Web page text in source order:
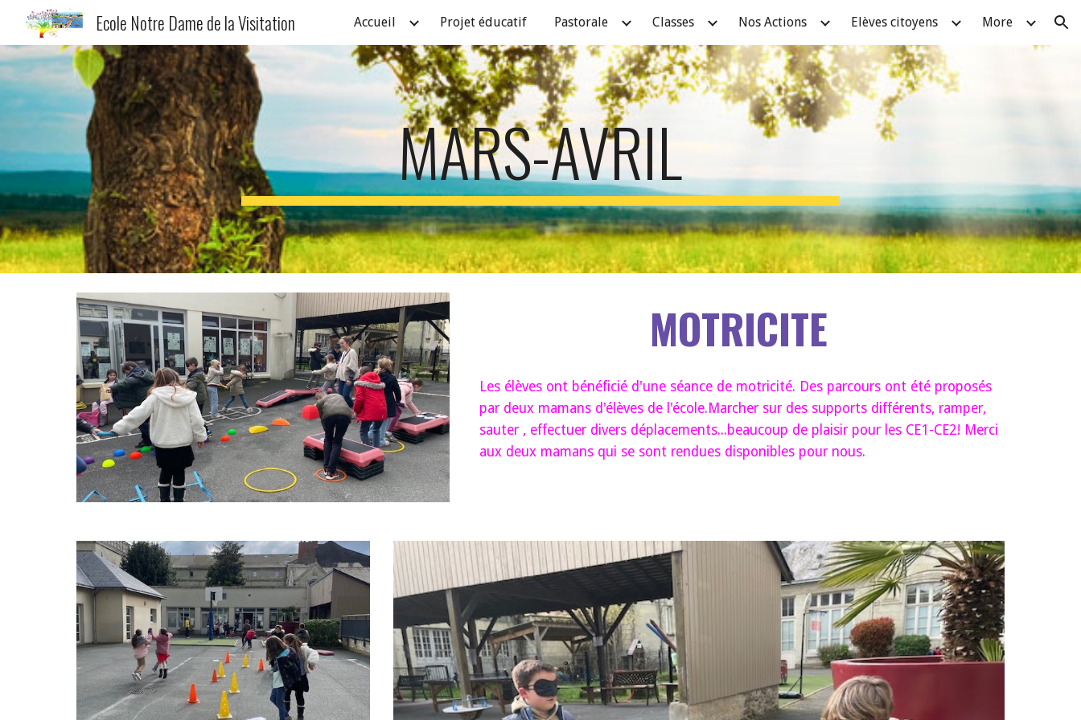
Skip to main content Skip to navigation
Ecole Notre Dame de la Visitation Accueil Projet éducatif Pastorale Classes Nos Actions Elèves citoyens More
MARS-AVRIL
MOTRICITE
Les élèves ont bénéficié d'une séance de motricité. Des parcours ont été proposés
par deux mamans d'élèves de l'école.Marcher sur des supports différents, ramper,
sauter , effectuer divers déplacements...beaucoup de plaisir pour les CE1-CE2! Merci
aux deux mamans qui se sont rendues disponibles pour nous.